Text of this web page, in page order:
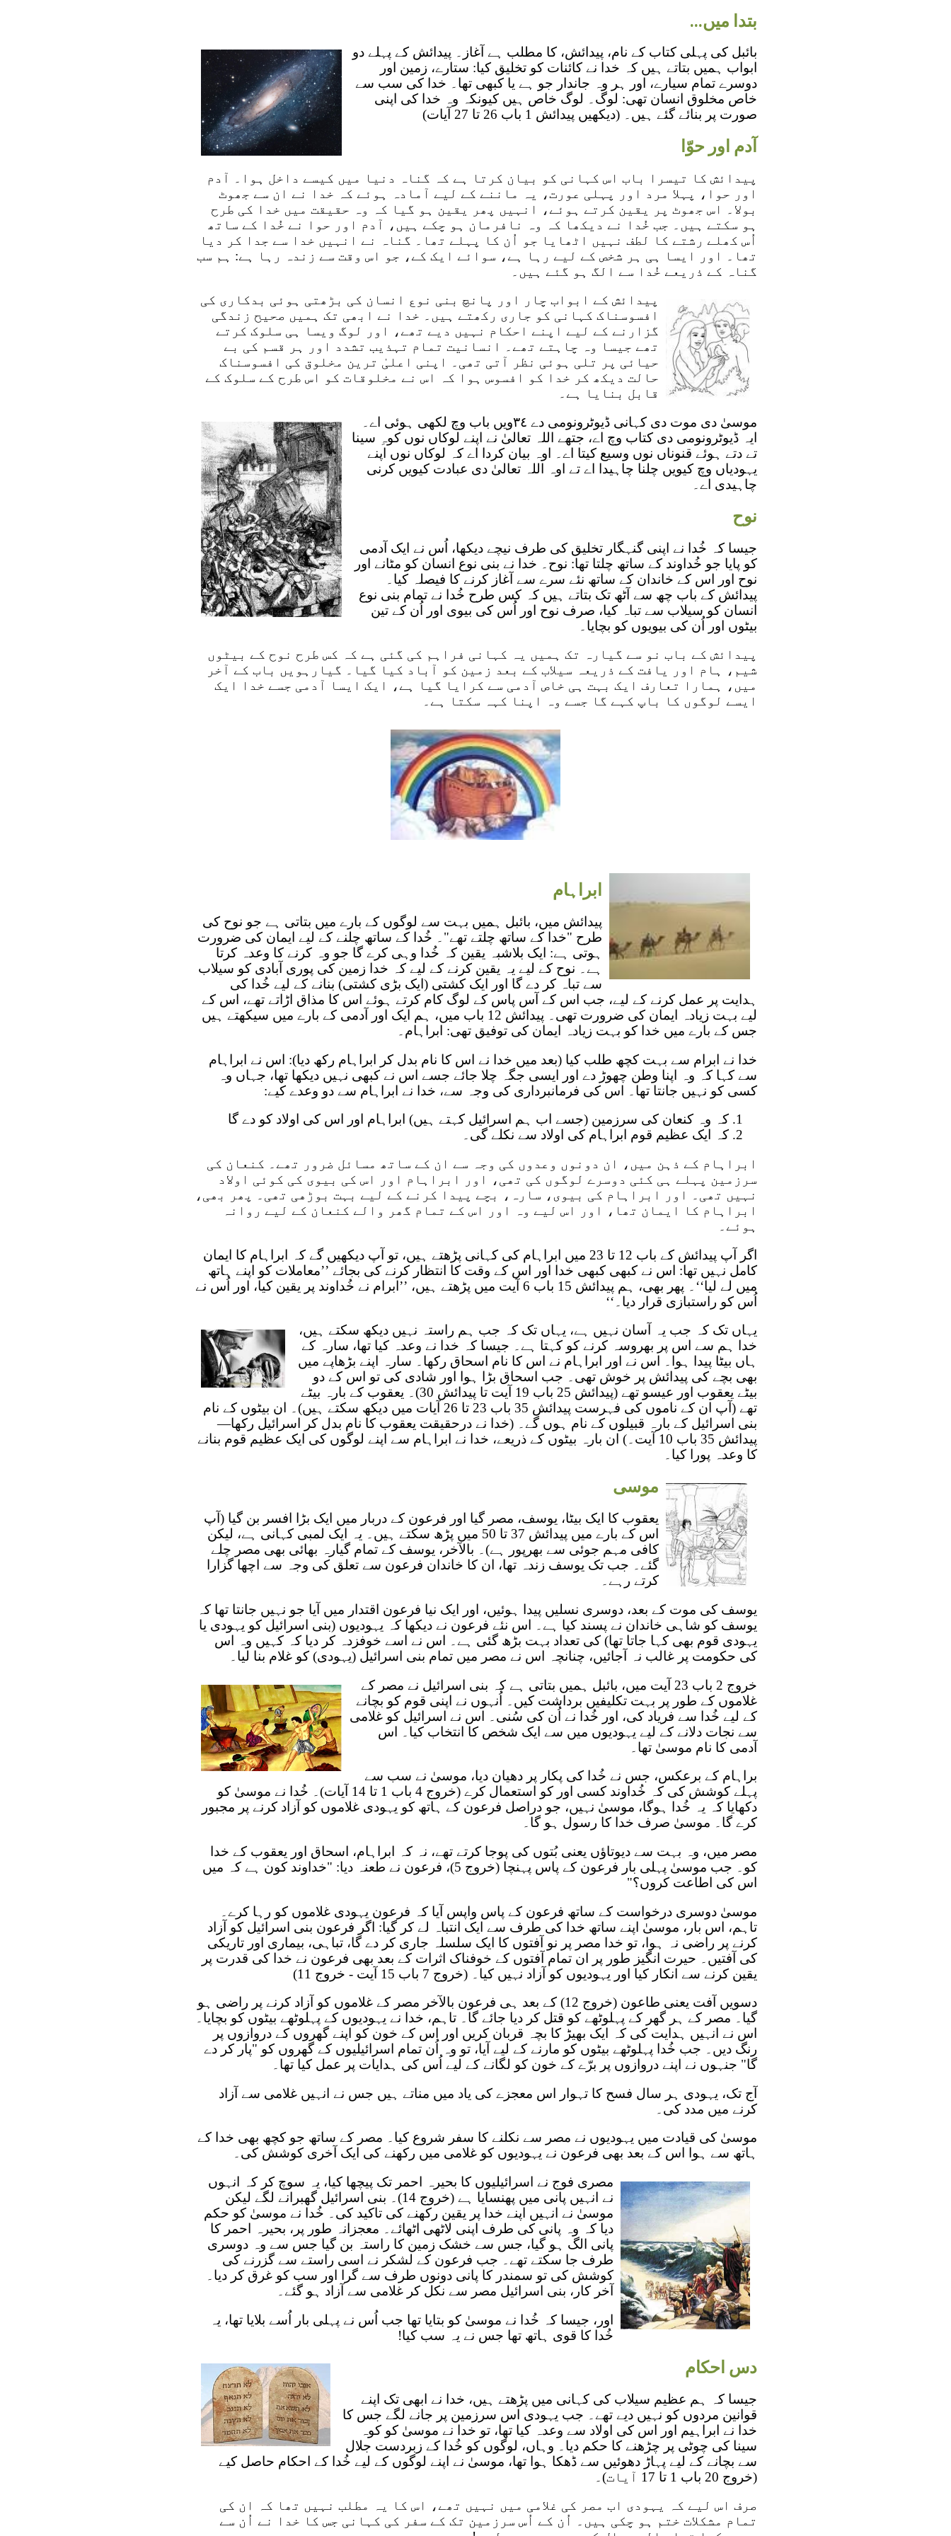
بتدا میں...
بائبل کی پہلی کتاب کے نام، پیدائش، کا مطلب ہے آغاز۔ پیدائش کے پہلے دو
ابواب ہمیں بتاتے ہیں کہ خدا نے کائنات کو تخلیق کیا: ستارے، زمین اور
دوسرے تمام سیارے، اور ہر وہ جاندار جو ہے یا کبھی تھا۔ خدا کی سب سے
خاص مخلوق انسان تھی: لوگ۔ لوگ خاص ہیں کیونکہ وہ خدا کی اپنی
صورت پر بنائے گئے ہیں۔ (دیکھیں پیدائش 1 باب 26 تا 27 آیات)
آدم اور حوّا
پیدائش کا تیسرا باب اس کہانی کو بیان کرتا ہے کہ گناہ دنیا میں کیسے داخل ہوا۔ آدم
اور حوا، پہلا مرد اور پہلی عورت، یہ ماننے کے لیے آمادہ ہوئے کہ خدا نے ان سے جھوٹ
بولا۔ اس جھوٹ پر یقین کرتے ہوئے، انہیں پھر یقین ہو گیا کہ وہ حقیقت میں خدا کی طرح
ہو سکتے ہیں۔ جب خُدا نے دیکھا کہ وہ نافرمان ہو چکے ہیں، آدم اور حوا نے خُدا کے ساتھ
اُس کھلے رشتے کا لطف نہیں اٹھایا جو اُن کا پہلے تھا۔ گناہ نے انہیں خدا سے جدا کر دیا
تھا۔ اور ایسا ہی ہر شخص کے لیے رہا ہے، سوائے ایک کے، جو اس وقت سے زندہ رہا ہے: ہم سب
گناہ کے ذریعے خُدا سے الگ ہو گئے ہیں۔
پیدائش کے ابواب چار اور پانچ بنی نوع انسان کی بڑھتی ہوئی بدکاری کی
افسوسناک کہانی کو جاری رکھتے ہیں۔ خدا نے ابھی تک ہمیں صحیح زندگی
گزارنے کے لیے اپنے احکام نہیں دیے تھے، اور لوگ ویسا ہی سلوک کرتے
تھے جیسا وہ چاہتے تھے۔ انسانیت تمام تہذیب تشدد اور ہر قسم کی بے
حیائی پر تلی ہوئی نظر آتی تھی۔ اپنی اعلیٰ ترین مخلوق کی افسوسناک
حالت دیکھ کر خدا کو افسوس ہوا کہ اس نے مخلوقات کو اس طرح کے سلوک کے
قابل بنایا ہے۔
موسیٰ دی موت دی کہانی ڈیوٹرونومی دے ٣٤ویں باب وچ لکھی ہوئی اے۔
ایہ ڈیوٹرونومی دی کتاب وچ اے، جتھے اللہ تعالیٰ نے اپنے لوکاں نوں کوہِ سینا
تے دتے ہوئے قنوناں نوں وسیع کیتا اے۔ اوہ بیان کردا اے کہ لوکاں نوں اپنے
یہودیاں وچ کیویں چلنا چاہیدا اے تے اوہ اللہ تعالیٰ دی عبادت کیویں کرنی
چاہیدی اے۔
نوح
جیسا کہ خُدا نے اپنی گنہگار تخلیق کی طرف نیچے دیکھا، اُس نے ایک آدمی
کو پایا جو خُداوند کے ساتھ چلتا تھا: نوح۔ خدا نے بنی نوع انسان کو مٹانے اور
نوح اور اس کے خاندان کے ساتھ نئے سرے سے آغاز کرنے کا فیصلہ کیا۔
پیدائش کے باب چھ سے آٹھ تک بتاتے ہیں کہ کس طرح خُدا نے تمام بنی نوع
انسان کو سیلاب سے تباہ کیا، صرف نوح اور اُس کی بیوی اور اُن کے تین
بیٹوں اور اُن کی بیویوں کو بچایا۔
پیدائش کے باب نو سے گیارہ تک ہمیں یہ کہانی فراہم کی گئی ہے کہ کس طرح نوح کے بیٹوں
شیم، ہام اور یافت کے ذریعہ سیلاب کے بعد زمین کو آباد کیا گیا۔ گیارہویں باب کے آخر
میں، ہمارا تعارف ایک بہت ہی خاص آدمی سے کرایا گیا ہے، ایک ایسا آدمی جسے خدا ایک
ایسے لوگوں کا باپ کہے گا جسے وہ اپنا کہہ سکتا ہے۔
ابراہام
پیدائش میں، بائبل ہمیں بہت سے لوگوں کے بارے میں بتاتی ہے جو نوح کی
طرح "خدا کے ساتھ چلتے تھے"۔ خُدا کے ساتھ چلنے کے لیے ایمان کی ضرورت
ہوتی ہے: ایک بلاشبہ یقین کہ خُدا وہی کرے گا جو وہ کرنے کا وعدہ کرتا
ہے۔ نوح کے لیے یہ یقین کرنے کے لیے کہ خدا زمین کی پوری آبادی کو سیلاب
سے تباہ کر دے گا اور ایک کشتی (ایک بڑی کشتی) بنانے کے لیے خُدا کی
ہدایت پر عمل کرنے کے لیے، جب اس کے آس پاس کے لوگ کام کرتے ہوئے اس کا مذاق اڑاتے تھے، اس کے
لیے بہت زیادہ ایمان کی ضرورت تھی۔ پیدائش 12 باب میں، ہم ایک اور آدمی کے بارے میں سیکھتے ہیں
جس کے بارے میں خدا کو بہت زیادہ ایمان کی توفیق تھی: ابراہام۔
خدا نے ابرام سے بہت کچھ طلب کیا (بعد میں خدا نے اس کا نام بدل کر ابراہام رکھ دیا): اس نے ابراہام
سے کہا کہ وہ اپنا وطن چھوڑ دے اور ایسی جگہ چلا جائے جسے اس نے کبھی نہیں دیکھا تھا، جہاں وہ
کسی کو نہیں جانتا تھا۔ اس کی فرمانبرداری کی وجہ سے، خدا نے ابراہام سے دو وعدے کیے:
کہ وہ کنعان کی سرزمین (جسے اب ہم اسرائیل کہتے ہیں) ابراہام اور اس کی اولاد کو دے گا
کہ ایک عظیم قوم ابراہام کی اولاد سے نکلے گی۔
ابراہام کے ذہن میں، ان دونوں وعدوں کی وجہ سے ان کے ساتھ مسائل ضرور تھے۔ کنعان کی
سرزمین پہلے ہی کئی دوسرے لوگوں کی تھی، اور ابراہام اور اس کی بیوی کی کوئی اولاد
نہیں تھی۔ اور ابراہام کی بیوی، سارہ، بچے پیدا کرنے کے لیے بہت بوڑھی تھی۔ پھر بھی،
ابراہام کا ایمان تھا، اور اس لیے وہ اور اس کے تمام گھر والے کنعان کے لیے روانہ
ہوئے۔
اگر آپ پیدائش کے باب 12 تا 23 میں ابراہام کی کہانی پڑھتے ہیں، تو آپ دیکھیں گے کہ ابراہام کا ایمان
کامل نہیں تھا: اس نے کبھی کبھی خدا اور اس کے وقت کا انتظار کرنے کی بجائے ’’معاملات کو اپنے ہاتھ
میں لے لیا‘‘۔ پھر بھی، ہم پیدائش 15 باب 6 آیت میں پڑھتے ہیں، ’’ابرام نے خُداوند پر یقین کیا، اور اُس نے
اُس کو راستبازی قرار دیا۔‘‘
یہاں تک کہ جب یہ آسان نہیں ہے، یہاں تک کہ جب ہم راستہ نہیں دیکھ سکتے ہیں،
خدا ہم سے اس پر بھروسہ کرنے کو کہتا ہے۔ جیسا کہ خدا نے وعدہ کیا تھا، سارہ کے
ہاں بیٹا پیدا ہوا۔ اس نے اور ابراہام نے اس کا نام اسحاق رکھا۔ سارہ اپنے بڑھاپے میں
بھی بچے کی پیدائش پر خوش تھی۔ جب اسحاق بڑا ہوا اور شادی کی تو اس کے دو
بیٹے یعقوب اور عیسو تھے (پیدائش 25 باب 19 آیت تا پیدائش 30)۔ یعقوب کے بارہ بیٹے
تھے (آپ ان کے ناموں کی فہرست پیدائش 35 باب 23 تا 26 آیات میں دیکھ سکتے ہیں)۔ ان بیٹوں کے نام
بنی اسرائیل کے بارہ قبیلوں کے نام ہوں گے۔ (خدا نے درحقیقت یعقوب کا نام بدل کر اسرائیل رکھا—
پیدائش 35 باب 10 آیت۔) ان بارہ بیٹوں کے ذریعے، خدا نے ابراہام سے اپنے لوگوں کی ایک عظیم قوم بنانے
کا وعدہ پورا کیا۔
موسی
یعقوب کا ایک بیٹا، یوسف، مصر گیا اور فرعون کے دربار میں ایک بڑا افسر بن گیا (آپ
اس کے بارے میں پیدائش 37 تا 50 میں پڑھ سکتے ہیں۔ یہ ایک لمبی کہانی ہے، لیکن
کافی مہم جوئی سے بھرپور ہے)۔ بالآخر، یوسف کے تمام گیارہ بھائی بھی مصر چلے
گئے۔ جب تک یوسف زندہ تھا، ان کا خاندان فرعون سے تعلق کی وجہ سے اچھا گزارا
کرتے رہے۔
یوسف کی موت کے بعد، دوسری نسلیں پیدا ہوئیں، اور ایک نیا فرعون اقتدار میں آیا جو نہیں جانتا تھا کہ
یوسف کو شاہی خاندان نے پسند کیا ہے۔ اس نئے فرعون نے دیکھا کہ یہودیوں (بنی اسرائیل کو یہودی یا
یہودی قوم بھی کہا جاتا تھا) کی تعداد بہت بڑھ گئی ہے۔ اس نے اسے خوفزدہ کر دیا کہ کہیں وہ اس
کی حکومت پر غالب نہ آجائیں، چنانچہ اس نے مصر میں تمام بنی اسرائیل (یہودی) کو غلام بنا لیا۔
خروج 2 باب 23 آیت میں، بائبل ہمیں بتاتی ہے کہ بنی اسرائیل نے مصر کے
غلاموں کے طور پر بہت تکلیفیں برداشت کیں۔ اُنہوں نے اپنی قوم کو بچانے
کے لیے خُدا سے فریاد کی، اور خُدا نے اُن کی سُنی۔ اس نے اسرائیل کو غلامی
سے نجات دلانے کے لیے یہودیوں میں سے ایک شخص کا انتخاب کیا۔ اس
آدمی کا نام موسیٰ تھا۔
براہام کے برعکس، جس نے خُدا کی پکار پر دھیان دیا، موسیٰ نے سب سے
پہلے کوشش کی کہ خُداوند کسی اور کو استعمال کرے (خروج 4 باب 1 تا 14 آیات)۔ خُدا نے موسیٰ کو
دکھایا کہ یہ خُدا ہوگا، موسیٰ نہیں، جو دراصل فرعون کے ہاتھ کو یہودی غلاموں کو آزاد کرنے پر مجبور
کرے گا۔ موسیٰ صرف خدا کا رسول ہو گا۔
مصر میں، وہ بہت سے دیوتاؤں یعنی بُتوں کی پوجا کرتے تھے، نہ کہ ابراہام، اسحاق اور یعقوب کے خدا
کو۔ جب موسیٰ پہلی بار فرعون کے پاس پہنچا (خروج 5)، فرعون نے طعنہ دیا: "خداوند کون ہے کہ میں
اس کی اطاعت کروں؟"
موسیٰ دوسری درخواست کے ساتھ فرعون کے پاس واپس آیا کہ فرعون یہودی غلاموں کو رہا کرے۔
تاہم، اس بار، موسیٰ اپنے ساتھ خدا کی طرف سے ایک انتباہ لے کر گیا: اگر فرعون بنی اسرائیل کو آزاد
کرنے پر راضی نہ ہوا، تو خدا مصر پر نو آفتوں کا ایک سلسلہ جاری کر دے گا، تباہی، بیماری اور تاریکی
کی آفتیں۔ حیرت انگیز طور پر ان تمام آفتوں کے خوفناک اثرات کے بعد بھی فرعون نے خدا کی قدرت پر
یقین کرنے سے انکار کیا اور یہودیوں کو آزاد نہیں کیا۔ (خروج 7 باب 15 آیت - خروج 11)
دسویں آفت یعنی طاعون (خروج 12) کے بعد ہی فرعون بالآخر مصر کے غلاموں کو آزاد کرنے پر راضی ہو
گیا۔ مصر کے ہر گھر کے پہلوٹھے کو قتل کر دیا جائے گا۔ تاہم، خدا نے یہودیوں کے پہلوٹھے بیٹوں کو بچایا۔
اس نے انہیں ہدایت کی کہ ایک بھیڑ کا بچہ قربان کریں اور اس کے خون کو اپنے گھروں کے دروازوں پر
رنگ دیں۔ جب خُدا پہلوٹھے بیٹوں کو مارنے کے لیے آیا، تو وہ اُن تمام اسرائیلیوں کے گھروں کو "پار کر دے
گا" جنہوں نے اپنے دروازوں پر برّے کے خون کو لگانے کے لیے اُس کی ہدایات پر عمل کیا تھا۔
آج تک، یہودی ہر سال فسح کا تہوار اس معجزے کی یاد میں مناتے ہیں جس نے انہیں غلامی سے آزاد
کرنے میں مدد کی۔
موسیٰ کی قیادت میں یہودیوں نے مصر سے نکلنے کا سفر شروع کیا۔ مصر کے ساتھ جو کچھ بھی خدا کے
ہاتھ سے ہوا اس کے بعد بھی فرعون نے یہودیوں کو غلامی میں رکھنے کی ایک آخری کوشش کی۔
مصری فوج نے اسرائیلیوں کا بحیرہ احمر تک پیچھا کیا، یہ سوچ کر کہ انہوں
نے انہیں پانی میں پھنسایا ہے (خروج 14)۔ بنی اسرائیل گھبرانے لگے لیکن
موسیٰ نے انہیں اپنے خدا پر یقین رکھنے کی تاکید کی۔ خُدا نے موسیٰ کو حکم
دیا کہ وہ پانی کی طرف اپنی لاٹھی اٹھائے۔ معجزانہ طور پر، بحیرہ احمر کا
پانی الگ ہو گیا، جس سے خشک زمین کا راستہ بن گیا جس سے وہ دوسری
طرف جا سکتے تھے۔ جب فرعون کے لشکر نے اسی راستے سے گزرنے کی
کوشش کی تو سمندر کا پانی دونوں طرف سے گرا اور سب کو غرق کر دیا۔
آخر کار، بنی اسرائیل مصر سے نکل کر غلامی سے آزاد ہو گئے۔
اور، جیسا کہ خُدا نے موسیٰ کو بتایا تھا جب اُس نے پہلی بار اُسے بلایا تھا، یہ
خُدا کا قوی ہاتھ تھا جس نے یہ سب کیا!
دس احکام
جیسا کہ ہم عظیم سیلاب کی کہانی میں پڑھتے ہیں، خدا نے ابھی تک اپنے
قوانین مردوں کو نہیں دیے تھے۔ جب یہودی اس سرزمین پر جانے لگے جس کا
خدا نے ابراہیم اور اس کی اولاد سے وعدہ کیا تھا، تو خدا نے موسیٰ کو کوہ
سینا کی چوٹی پر چڑھنے کا حکم دیا۔ وہاں، لوگوں کو خُدا کے زبردست جلال
سے بچانے کے لیے پہاڑ دھوئیں سے ڈھکا ہوا تھا، موسیٰ نے اپنے لوگوں کے لیے خُدا کے احکام حاصل کیے
(خروج 20 باب 1 تا 17 آیات)۔
صرف اس لیے کہ یہودی اب مصر کی غلامی میں نہیں تھے، اس کا یہ مطلب نہیں تھا کہ ان کی
تمام مشکلات ختم ہو چکی ہیں۔ اُن کے اُس سرزمین تک کے سفر کی کہانی جس کا خدا نے اُن سے